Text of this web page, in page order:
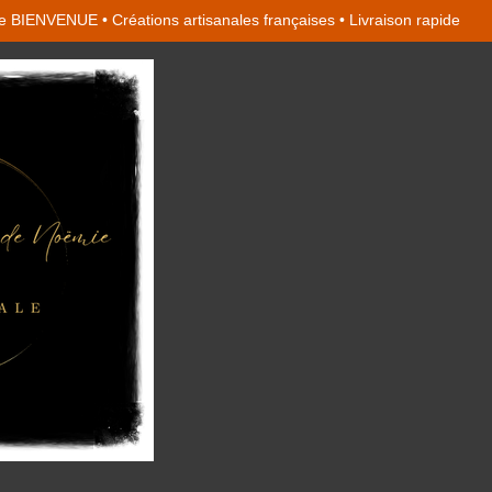
BIENVENUE • Créations artisanales françaises • Livraison rapide